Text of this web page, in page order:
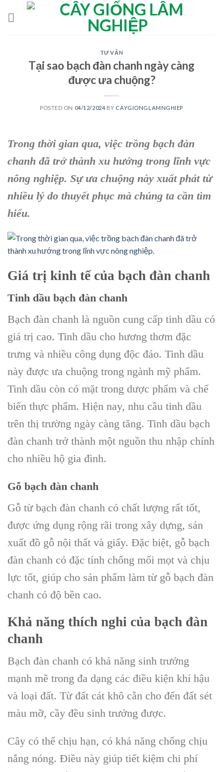
TƯ VẤN
Tại sao bạch đàn chanh ngày càng
được ưa chuộng?
POSTED ON 04/12/2024 BY CAYGIONGLAMNGHIEP
Trong thời gian qua, việc trồng bạch đàn
chanh đã trở thành xu hướng trong lĩnh vực
nông nghiệp. Sự ưa chuộng này xuất phát từ
nhiều lý do thuyết phục mà chúng ta cần tìm
hiểu.
Giá trị kinh tế của bạch đàn chanh
Tinh dầu bạch đàn chanh
Bạch đàn chanh là nguồn cung cấp tinh dầu có
giá trị cao. Tinh dầu cho hương thơm đặc
trưng và nhiều công dụng độc đáo. Tinh dầu
này được ưa chuộng trong ngành mỹ phẩm.
Tinh dầu còn có mặt trong dược phẩm và chế
biến thực phẩm. Hiện nay, nhu cầu tinh dầu
trên thị trường ngày càng tăng. Tinh dầu bạch
đàn chanh trở thành một nguồn thu nhập chính
cho nhiều hộ gia đình.
Gỗ bạch đàn chanh
Gỗ từ bạch đàn chanh có chất lượng rất tốt,
được ứng dụng rộng rãi trong xây dựng, sản
xuất đồ gỗ nội thất và giấy. Đặc biệt, gỗ bạch
đàn chanh có đặc tính chống mối mọt và chịu
lực tốt, giúp cho sản phẩm làm từ gỗ bạch đàn
chanh có độ bền cao.
Khả năng thích nghi của bạch đàn
chanh
Bạch đàn chanh có khả năng sinh trưởng
mạnh mẽ trong đa dạng các điều kiện khí hậu
và loại đất. Từ đất cát khô cằn cho đến đất sét
màu mỡ, cầy đều sinh trưởng được.
Cây có thể chịu hạn, có khả năng chống chịu
nắng nóng. Điều này giúp tiết kiệm chi phí